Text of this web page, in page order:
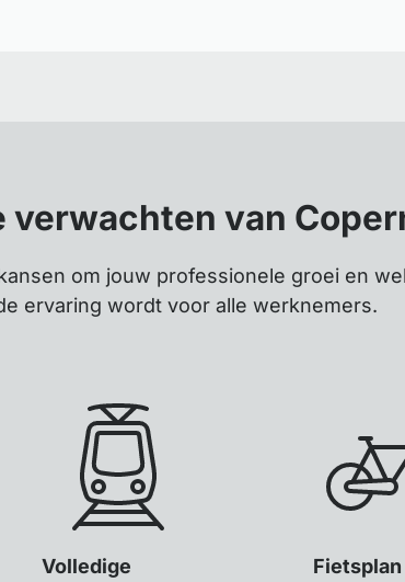
verwachten van
om jouw professionele groei en
ervaring wordt voor alle werknemers.
Volledige
Fietsplan